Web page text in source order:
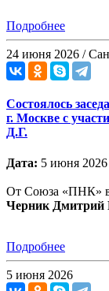
Подробнее
24 июня 2026 /
Состоялось
г. Москве с
Д.Г.
Дата: 5 июня 2026
От Союза «ПНК» в
ЧерникДмитрий
Подробнее
5 июня 2026